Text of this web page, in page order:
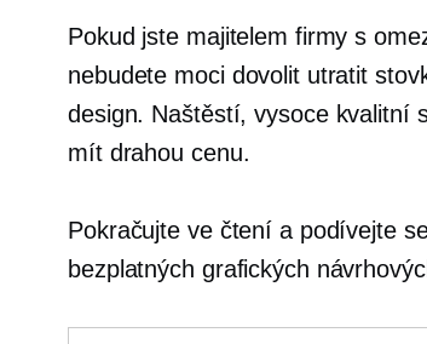
Pokud jste majitelem firmy s
nebudete moci dovolit utratit
design. Naštěstí,vysoce kvalitní
mít drahou cenu.
Pokračujte ve čtení a podívejte
bezplatných grafických